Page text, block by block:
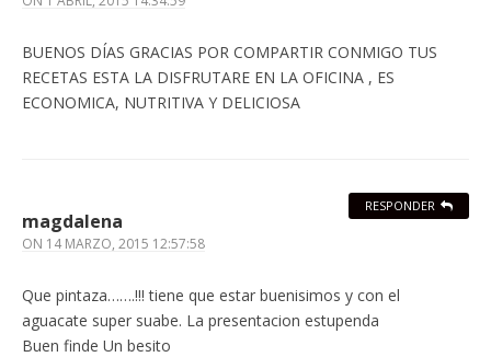
BUENOS DÍAS GRACIAS POR COMPARTIR CONMIGO TUS
RECETAS ESTA LA DISFRUTARE EN LA OFICINA , ES
ECONOMICA, NUTRITIVA Y DELICIOSA
magdalena
ON 14 MARZO, 2015 12:57:58
Que pintaza…….!!! tiene que estar buenisimos y con el
aguacate super suabe. La presentacion estupenda
Buen finde Un besito
RESPONDER